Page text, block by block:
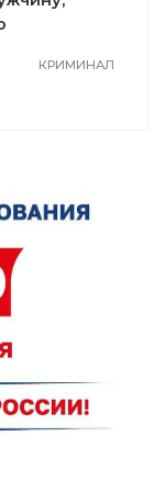
КРИМИНАЛ